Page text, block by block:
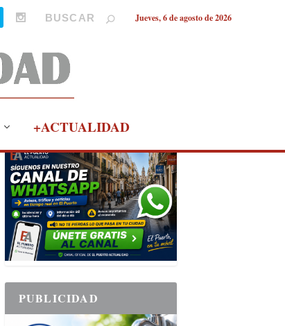
Jueves, 6 de agosto de 2026
+ACTUALIDAD
PUBLICIDAD
PUBLICIDAD